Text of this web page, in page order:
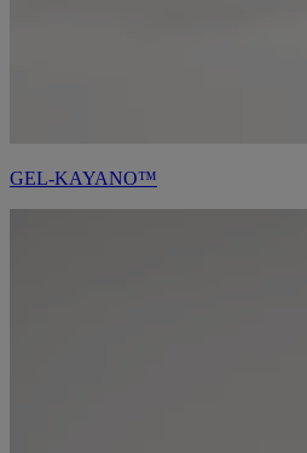
GEL-KAYANO™